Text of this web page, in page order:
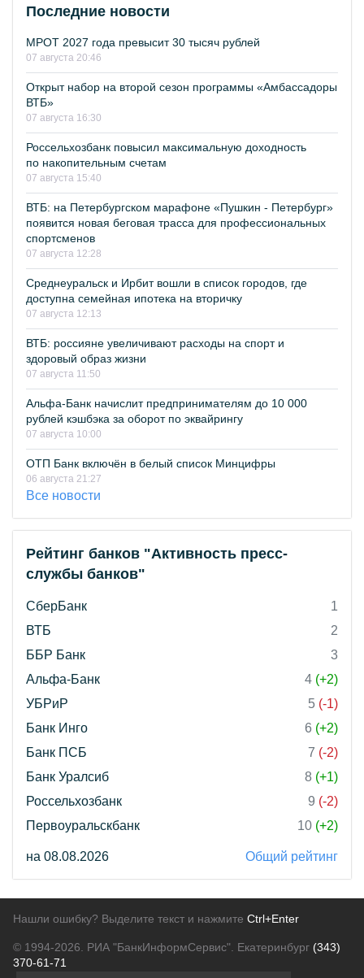
Последние новости
МРОТ 2027 года превысит 30 тысяч рублей
07 августа 20:46
Открыт набор на второй сезон программы «Амбассадоры
ВТБ»
07 августа 16:30
Россельхозбанк повысил максимальную доходность
по накопительным счетам
07 августа 15:40
ВТБ: на Петербургском марафоне «Пушкин - Петербург»
появится новая беговая трасса для профессиональных
спортсменов
07 августа 12:28
Среднеуральск и Ирбит вошли в список городов, где
доступна семейная ипотека на вторичку
07 августа 12:13
ВТБ: россияне увеличивают расходы на спорт и
здоровый образ жизни
07 августа 11:50
Альфа-Банк начислит предпринимателям до 10 000
рублей кэшбэка за оборот по эквайрингу
07 августа 10:00
ОТП Банк включён в белый список Минцифры
06 августа 21:27
Все новости
Рейтинг банков "Активность пресс-
службы банков"
СберБанк
1
ВТБ
2
ББР Банк
3
Альфа-Банк
4 (+2)
УБРиР
5 (-1)
Банк Инго
6 (+2)
Банк ПСБ
7 (-2)
Банк Уралсиб
8 (+1)
Россельхозбанк
9 (-2)
Первоуральскбанк
10 (+2)
на 08.08.2026 Общий рейтинг
Нашли ошибку? Выделите текст и нажмите Ctrl+Enter
© 1994-2026. РИА "БанкИнформСервис". Екатеринбург (343)
370-61-71